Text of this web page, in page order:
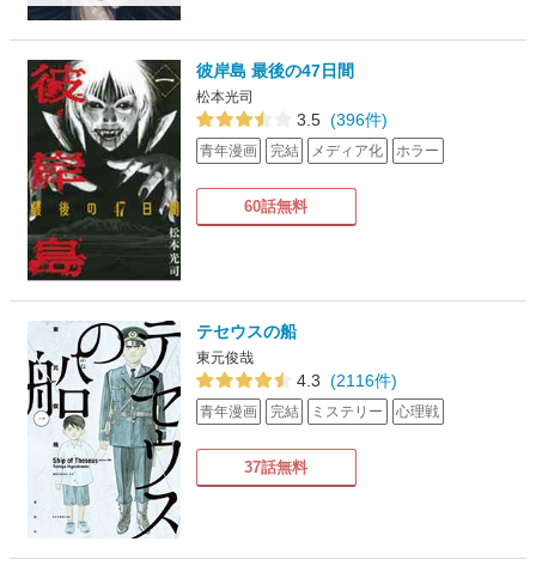
彼岸島 最後の47日間
松本光司
3.5 (396件)
青年漫画 完結 メディア化 ホラー
60話無料
テセウスの船
東元俊哉
4.3 (2116件)
青年漫画 完結 ミステリー 心理戦
37話無料